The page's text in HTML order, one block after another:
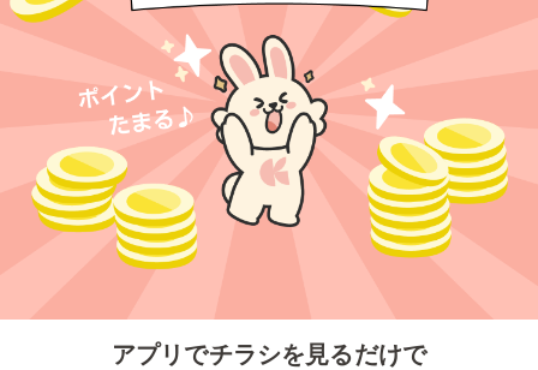
アプリでチラシを見るだけで